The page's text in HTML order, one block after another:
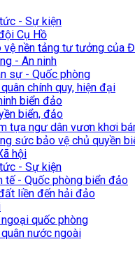
- Sự kiện
Cụ Hồ
vệ nền tảng tư tưởng của
- An ninh
sự - Quốc phòng
chính quy, hiện đại
biển đảo
biển, đảo
tựa ngư dân vươn khơi
sức bảo vệ chủ quyền
hội
- Sự kiện
tế - Quốc phòng biển đảo
liền đến hải đảo
quốc phòng
nước ngoài